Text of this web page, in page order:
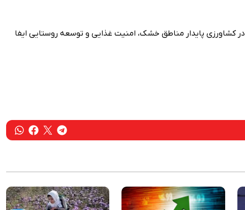
پایدار مناطق خشک، امنیت غذایی و توسعه روستایی ایفا